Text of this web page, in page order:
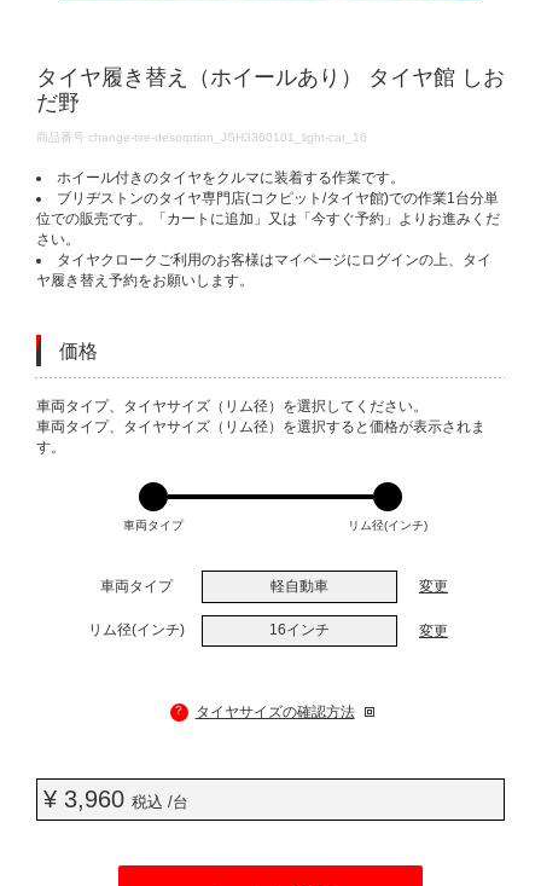
タイヤ履き替え（ホイールあり） タイヤ館 しお
だ野
DETAILS
商品番号 change-tire-desorption_JSH3360101_light-car_16
ホイール付きのタイヤをクルマに装着する作業です。
ブリヂストンのタイヤ専門店(コクピット/タイヤ館)での作業1台分単
位での販売です。「カートに追加」又は「今すぐ予約」よりお進みくだ
さい。
タイヤクロークご利用のお客様はマイページにログインの上、タイ
ヤ履き替え予約をお願いします。
価格
VARIATIONS
車両タイプ、タイヤサイズ（リム径）を選択してください。
車両タイプ、タイヤサイズ（リム径）を選択すると価格が表示されま
す。
車両タイプ リム径(インチ)
車両タイプ 軽自動車 変更
リム径(インチ) 16インチ 変更
? タイヤサイズの確認方法
¥ 3,960 税込 /台